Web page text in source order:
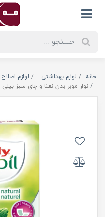
خانه لوازم بهداشتی لوازم
نوار موبر بدن نعنا و چای سبز بیلی